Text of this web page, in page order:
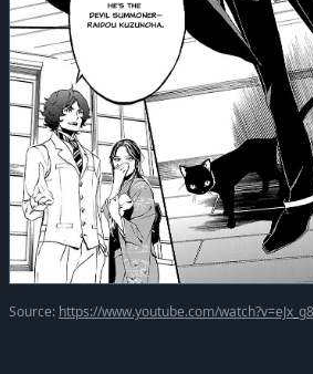
Source: https://www.youtube.com/